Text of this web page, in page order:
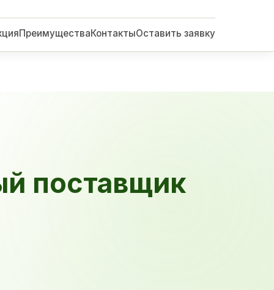
ПреимуществаКонтактыОставить заявку
поставщик